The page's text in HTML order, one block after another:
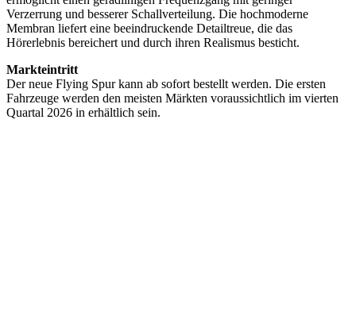
Verzerrung und besserer Schallverteilung. Die hochmoderne
Membran liefert eine beeindruckende Detailtreue, die das
Hörerlebnis bereichert und durch ihren Realismus besticht.
Markteintritt
Der neue Flying Spur kann ab sofort bestellt werden. Die ersten
Fahrzeuge werden den meisten Märkten voraussichtlich im vierten
Quartal 2026 in erhältlich sein.